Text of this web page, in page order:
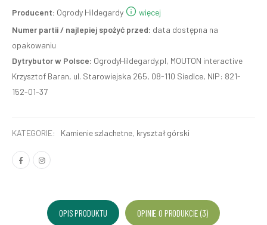
Producent: Ogrody Hildegardy
więcej
Numer partii / najlepiej spożyć przed: data dostępna na
opakowaniu
Dytrybutor w Polsce: OgrodyHildegardy.pl, MOUTON interactive
Krzysztof Baran, ul. Starowiejska 265, 08-110 Siedlce, NIP: 821-
152-01-37
KATEGORIE: Kamienie szlachetne, kryształ górski
OPIS PRODUKTU OPINIE O PRODUKCIE (3)